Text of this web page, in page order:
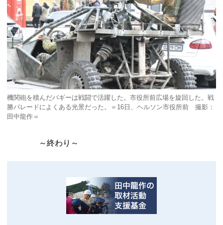
機関砲を積んだバギーは戦闘で活躍した。市役所前広場を旋回した。戦
勝パレードによくある光景だった。＝16日、ヘルソン市役所前 撮影：
田中龍作＝
～終わり～